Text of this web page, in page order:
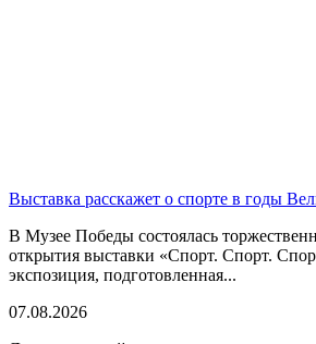
Выставка расскажет о спорте в годы
В Музее Победы состоялась
открытия выставки «Спорт. Спорт.
экспозиция, подготовленная...
07.08.2026